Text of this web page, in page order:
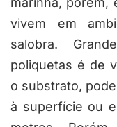
vivem em
salobra.
poliquetas é de
o substrato,
à superfície ou